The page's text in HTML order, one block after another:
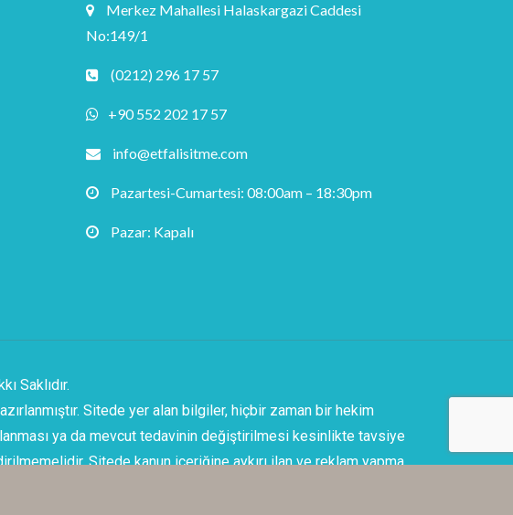
Merkez Mahallesi Halaskargazi Caddesi
No:149/1
(0212) 296 17 57
+90 552 202 17 57
info@etfalisitme.com
Pazartesi-Cumartesi: 08:00am – 18:30pm
Pazar: Kapalı
Saklıdır.
Sitede yer alan bilgiler, hiçbir zaman bir hekim
ya da mevcut tedavinin değiştirilmesi kesinlikte tavsiye
Sitede kanun içeriğine aykırı ilan ve reklam yapma